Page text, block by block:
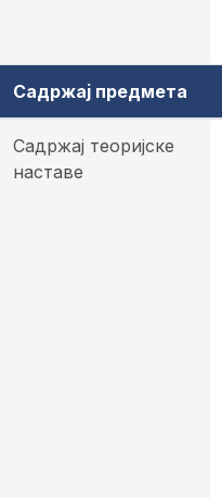
Садржај предмета
Садржај теоријске
наставе